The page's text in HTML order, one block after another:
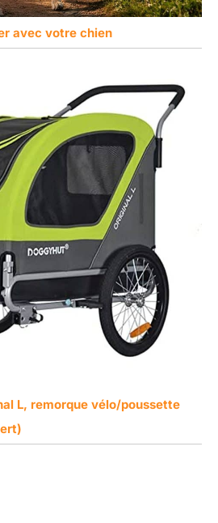
avec votre chien
L, remorque vélo/poussette